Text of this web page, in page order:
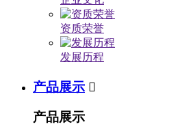
资质荣誉
发展历程
产品展示 
产品展示